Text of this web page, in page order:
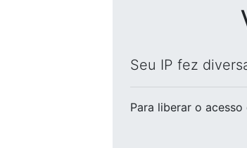
Seu IP fez
Para liberar o acesso